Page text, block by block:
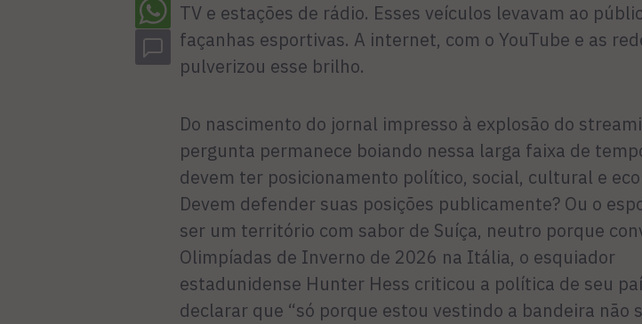
TV e estações de rádio. Esses veículos levavam ao
façanhas esportivas. A internet, com o YouTube e as
pulverizou esse brilho.
Do nascimento do jornal impresso à explosão do
pergunta permanece boiando nessa larga faixa de
devem ter posicionamento político, social, cultural e
Devem defender suas posições publicamente? Ou o
ser um território com sabor de Suíça, neutro porque
Olimpíadas de Inverno de 2026 na Itália, o esquiador
estadunidense Hunter Hess criticou a política de seu
declarar que “só porque estou vestindo a bandeira não